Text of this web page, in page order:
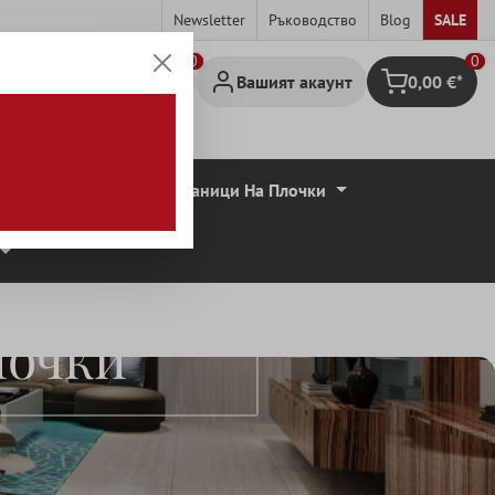
Newsletter Ръководство Blog SALE
Вашият акаунт Количка за
0
0,00 €*
Граници На Плочки